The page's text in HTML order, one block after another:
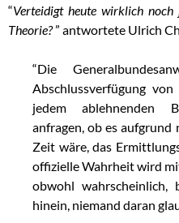
“Verteidigt heute wirklich
Theorie?” antwortete Ulrich
“Die
Abschlussverfügung
jedem ablehnenden
anfragen, ob es
Zeit wäre, das
offizielle Wahrheit wird
obwohl wahrscheinlich,
hinein, niemand daran